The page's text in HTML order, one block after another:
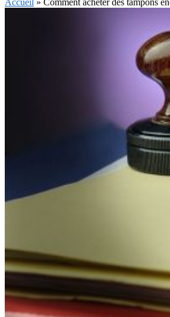
Accueil » Comment acheter des tampons